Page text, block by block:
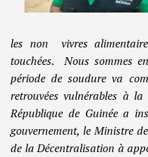
les non vivres
touchées. Nous sommes
période de soudure va
retrouvées vulnérables à
République de Guinée a
gouvernement, le Ministre
de la Décentralisation à